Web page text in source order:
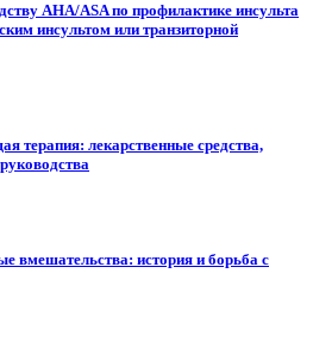
AHA/ASA по профилактике инсульта
инсультом или транзиторной
терапия: лекарственные средства,
вмешательства: история и борьба с